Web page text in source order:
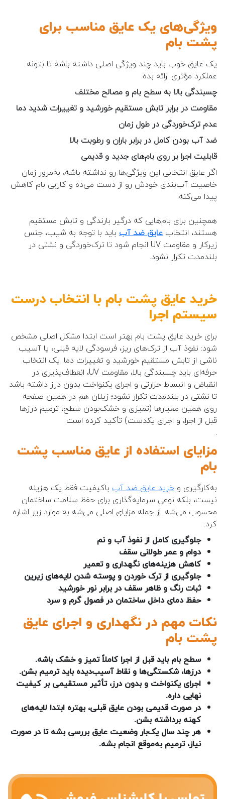
ویژگی‌های یک عایق مناسب برای
پشت بام
یک عایق خوب باید چند ویژگی اصلی داشته باشه تا بتونه
عملکرد مؤثری ارائه بده:
چسبندگی بالا به سطح بام و مصالح مختلف
مقاومت در برابر تابش مستقیم خورشید و تغییرات شدید دما
عدم ترک‌خوردگی در طول زمان
ضد آب بودن کامل در برابر باران و رطوبت بالا
قابلیت اجرا بر روی بام‌های جدید و قدیمی
اگر عایق انتخابی این ویژگی‌ها رو نداشته باشه، به‌مرور زمان
خاصیت آب‌بندی خودش رو از دست می‌ده و کارایی بام کاهش
پیدا می‌کنه.
همچنین برای بام‌هایی که درگیر بارندگی و تابش مستقیم
هستند، انتخاب عایق ضد آب باید با توجه به شیب، جنس
زیرکار و مقاومت UV انجام شود تا ترک‌خوردگی و نشتی در
بلندمدت تکرار نشود.
خرید عایق پشت بام با انتخاب درست
سیستم اجرا
برای خرید عایق پشت بام بهتر است ابتدا مشکل اصلی مشخص
شود: نفوذ آب از ترک‌های ریز، فرسودگی لایه قبلی، یا آسیب
ناشی از تابش مستقیم خورشید و تغییرات دما. یک انتخاب
حرفه‌ای باید چسبندگی بالا، مقاومت UV، انعطاف‌پذیری در
انقباض و انبساط حرارتی و اجرای یکنواخت بدون درز داشته باشد
تا نشتی در بلندمدت تکرار نشود؛ زیلان هم در همین صفحه
روی همین معیارها (تمیزی و خشک‌بودن سطح، ترمیم درزها
قبل از اجرا، و اجرای یکدست) تأکید کرده است
.
مزایای استفاده از عایق مناسب پشت
بام
به‌کارگیری و خرید عایق ضد آب باکیفیت فقط یک هزینه
نیست، بلکه نوعی سرمایه‌گذاری برای حفظ سلامت ساختمان
محسوب می‌شه. از جمله مزایای اصلی می‌شه به موارد زیر اشاره
کرد:
جلوگیری کامل از نفوذ آب و نم
دوام و عمر طولانی سقف
کاهش هزینه‌های نگهداری و تعمیر
جلوگیری از ترک خوردن و پوسته شدن لایه‌های زیرین
ثبات رنگ و ظاهر سقف در برابر نور خورشید
حفظ دمای داخل ساختمان در فصول گرم و سرد
نکات مهم در نگهداری و اجرای عایق
پشت بام
سطح بام باید قبل از اجرا کاملاً تمیز و خشک باشه.
درزها، شکستگی‌ها و نقاط آسیب‌دیده باید ترمیم بشن.
اجرای یکنواخت و بدون درز، تأثیر مستقیمی بر کیفیت
نهایی داره.
در صورت قدیمی بودن عایق قبلی، بهتره ابتدا لایه‌های
کهنه برداشته بشن.
هر چند سال یک‌بار وضعیت عایق بررسی بشه تا در صورت
نیاز، ترمیم به‌موقع انجام بشه.